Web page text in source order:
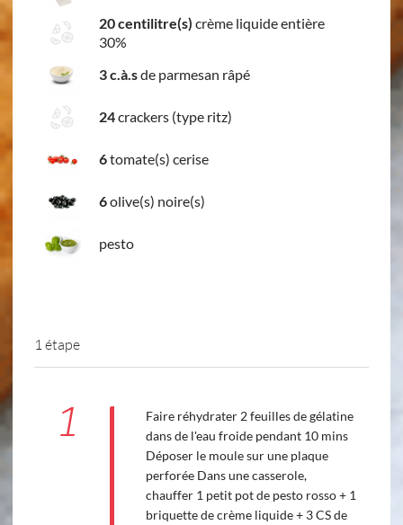
20 centilitre(s) crème liquide entière
30%
3 c.à.sde parmesan râpé
24crackers (type ritz)
6tomate(s) cerise
6olive(s) noire(s)
pesto
1 étape
1
Faire réhydrater 2 feuilles de gélatine
dans de l'eau froide pendant 10 mins
Déposer le moule sur une plaque
perforée Dans une casserole,
chauffer 1 petit pot de pesto rosso + 1
briquette de crème liquide + 3 CS de